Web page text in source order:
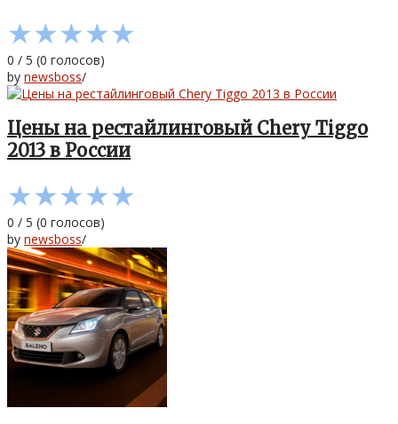
★★★★★
0 / 5 (0 голосов)
by newsboss/
Цены на рестайлинговый Chery Tiggo
2013 в России
★★★★★
0 / 5 (0 голосов)
by newsboss/